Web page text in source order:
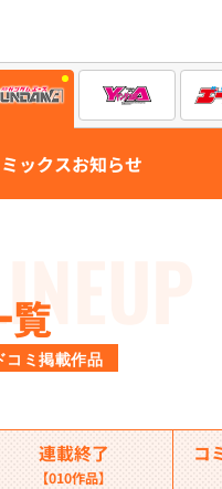
ックスお知らせ
覧
コミ掲載作品
連載終了
【010作品】
コ